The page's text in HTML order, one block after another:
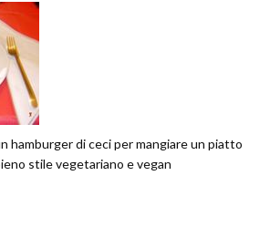
hamburger di ceci per mangiare un piatto
stile vegetariano e vegan